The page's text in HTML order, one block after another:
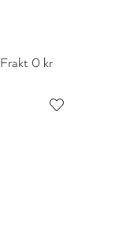
Frakt 0 kr